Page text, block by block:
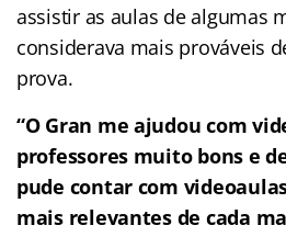
assistir as aulas de algumas
considerava mais prováveis
prova.
“O Gran me ajudou com
professores muito bons e
pude contar com
mais relevantes de cada